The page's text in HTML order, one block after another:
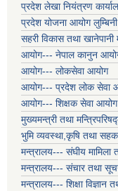
प्रदेश लेखा नियंत्रण
प्रदेश योजना आयोग
सहरी विकास तथा खानेपानी
आयोग--- नेपाल कानुन
आयोग--- लोकसेवा आयोग
आयोग--- प्रदेश लोक सेवा
आयोग--- शिक्षक सेवा आयोग
मुख्यमन्त्री तथा
भुमि व्यवस्था,कृषि तथा
मन्त्रालय--- संघीय मामिला
मन्त्रालय--- संचार तथा
मन्त्रालय--- शिक्षा विज्ञान